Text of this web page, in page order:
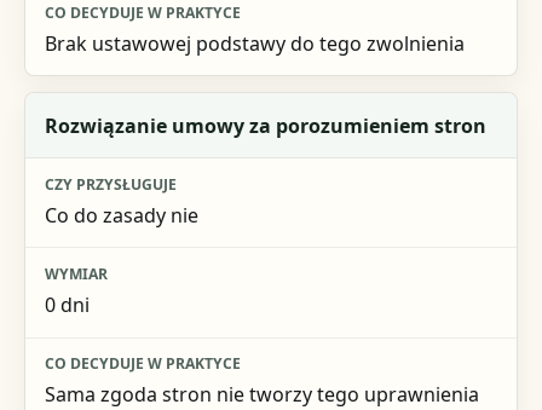
Brak ustawowej podstawy do tego zwolnienia
Rozwiązanie umowy za porozumieniem stron
Co do zasady nie
0 dni
Sama zgoda stron nie tworzy tego uprawnienia